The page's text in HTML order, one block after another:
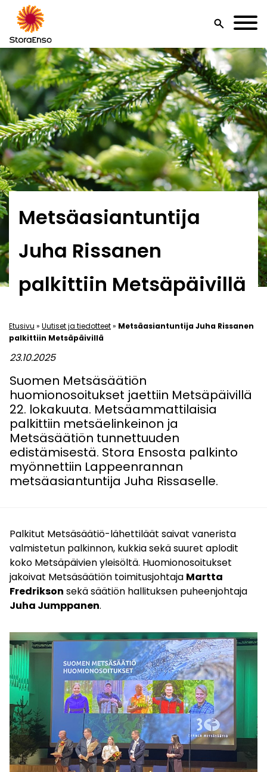
search
Metsäasiantuntija
Juha Rissanen
palkittiin Metsäpäivillä
Etusivu » Uutiset ja tiedotteet» Metsäasiantuntija Juha Rissanen
palkittiin Metsäpäivillä
23.10.2025
Suomen Metsäsäätiön
huomionosoitukset jaettiin Metsäpäivillä
22. lokakuuta. Metsäammattilaisia
palkittiin metsäelinkeinon ja
Metsäsäätiön tunnettuuden
edistämisestä. Stora Ensosta palkinto
myönnettiin Lappeenrannan
metsäasiantuntija Juha Rissaselle.
Palkitut Metsäsäätiö-lähettiläät saivat vanerista
valmistetun palkinnon, kukkia sekä suuret aplodit
koko Metsäpäivien yleisöltä. Huomionosoitukset
jakoivat Metsäsäätiön toimitusjohtaja Martta
Fredrikson sekä säätiön hallituksen puheenjohtaja
Juha Jumppanen.